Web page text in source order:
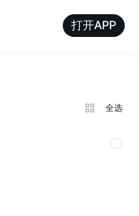
打开APP
全选